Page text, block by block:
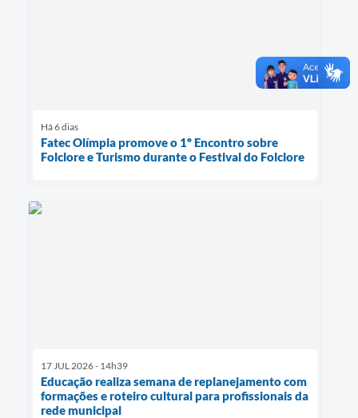
Há 6 dias
Fatec Olímpia promove o 1º Encontro sobre
Folclore e Turismo durante o Festival do Folclore
17 JUL 2026 - 14h39
Educação realiza semana de replanejamento com
formações e roteiro cultural para profissionais da
rede municipal